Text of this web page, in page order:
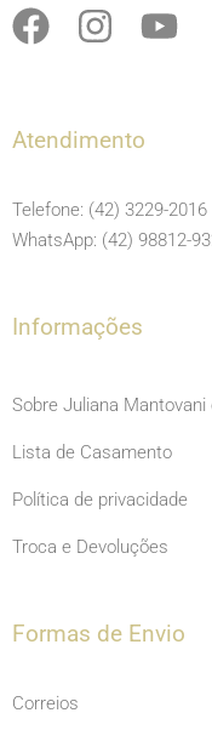
F
e
o
o
I
t
g
r
m
Y
b
e
Atendimento
Telefone: (42) 3229-2016
WhatsApp: (42) 98812-
Informações
Sobre Juliana
Lista de Casamento
Política de privacidade
Troca e Devoluções
Formas de Envio
Correios